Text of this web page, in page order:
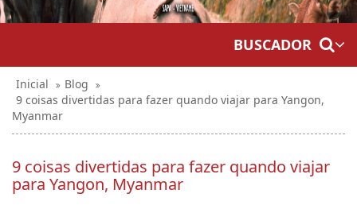
BUSCADOR
Inicial
Blog
9 coisas divertidas para fazer quando viajar para Yangon,
Myanmar
9 coisas divertidas para fazer quando viajar
para Yangon, Myanmar